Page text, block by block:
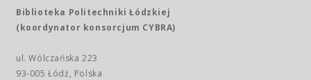
Biblioteka Politechniki Łódzkiej
(koordynator konsorcjum CYBRA)
ul. Wólczańska 223
93-005 Łódź, Polska